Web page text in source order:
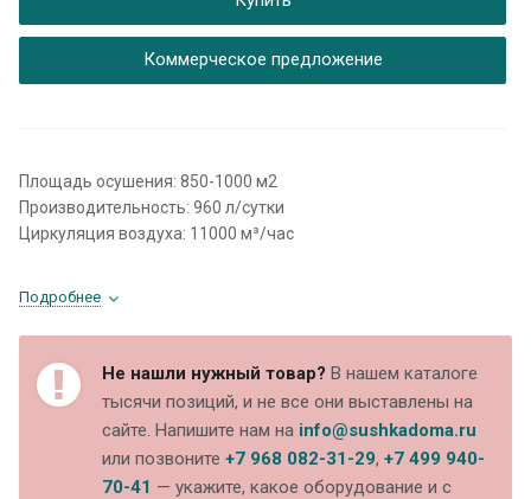
Коммерческое предложение
Площадь осушения: 850-1000 м2
Производительность: 960 л/сутки
Циркуляция воздуха: 11000 м³/час
Подробнее
Не нашли нужный товар? В нашем каталоге
тысячи позиций, и не все они выставлены на
сайте. Напишите нам на info@sushkadoma.ru
или позвоните +7 968 082-31-29, +7 499 940-
70-41 — укажите, какое оборудование и с